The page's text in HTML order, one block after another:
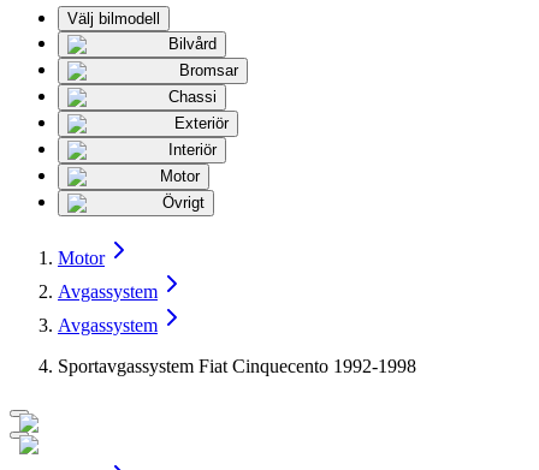
Välj bilmodell
Bilvård
Bromsar
Chassi
Exteriör
Interiör
Motor
Övrigt
Motor
Avgassystem
Avgassystem
Sportavgassystem Fiat Cinquecento 1992-1998